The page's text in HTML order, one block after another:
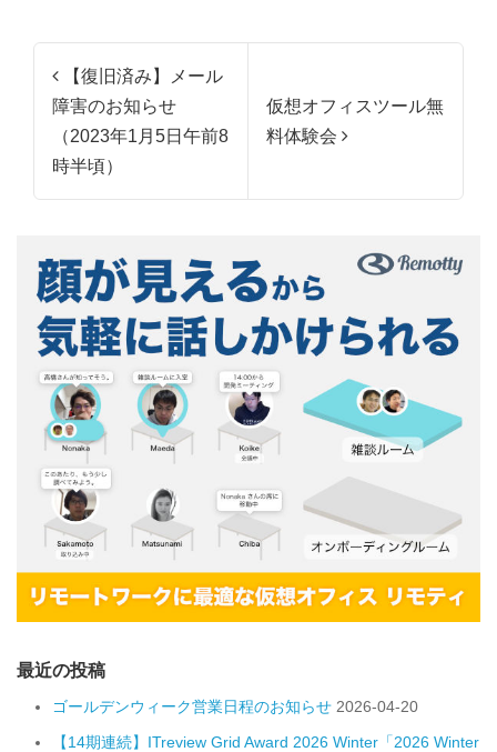
投稿ナビゲーション
【復旧済み】メール
障害のお知らせ
（2023年1月5日午前8
時半頃）
仮想オフィスツール無
料体験会
最近の投稿
ゴールデンウィーク営業日程のお知らせ 2026-04-20
【14期連続】ITreview Grid Award 2026 Winter「2026 Winter